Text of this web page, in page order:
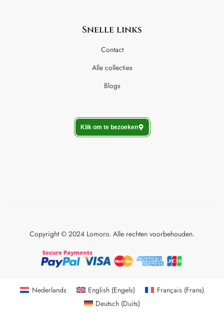
Snelle links
Contact
Alle collecties
Blogs
Klik om te bezoeken
Copyright © 2024 Lomoro. Alle rechten voorbehouden.
Nederlands English (Engels) Français(Frans)
Deutsch (Duits)